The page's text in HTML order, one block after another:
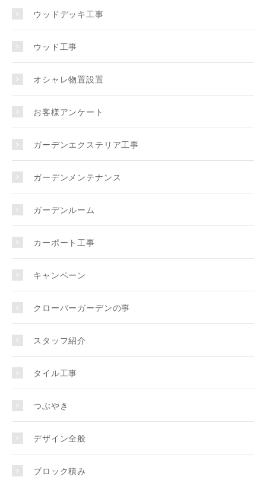
ウッドデッキ工事
ウッド工事
オシャレ物置設置
お客様アンケート
ガーデンエクステリア工事
ガーデンメンテナンス
ガーデンルーム
カーポート工事
キャンペーン
クローバーガーデンの事
スタッフ紹介
タイル工事
つぶやき
デザイン全般
ブロック積み